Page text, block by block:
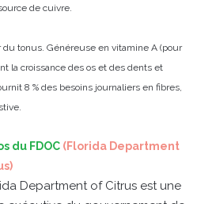
de cuivre.
tonus. Généreuse en vitamine A (pour
la croissance des os et des dents et
8 % des besoins journaliers en fibres,
du FDOC (Florida Department
Department of Citrus est une